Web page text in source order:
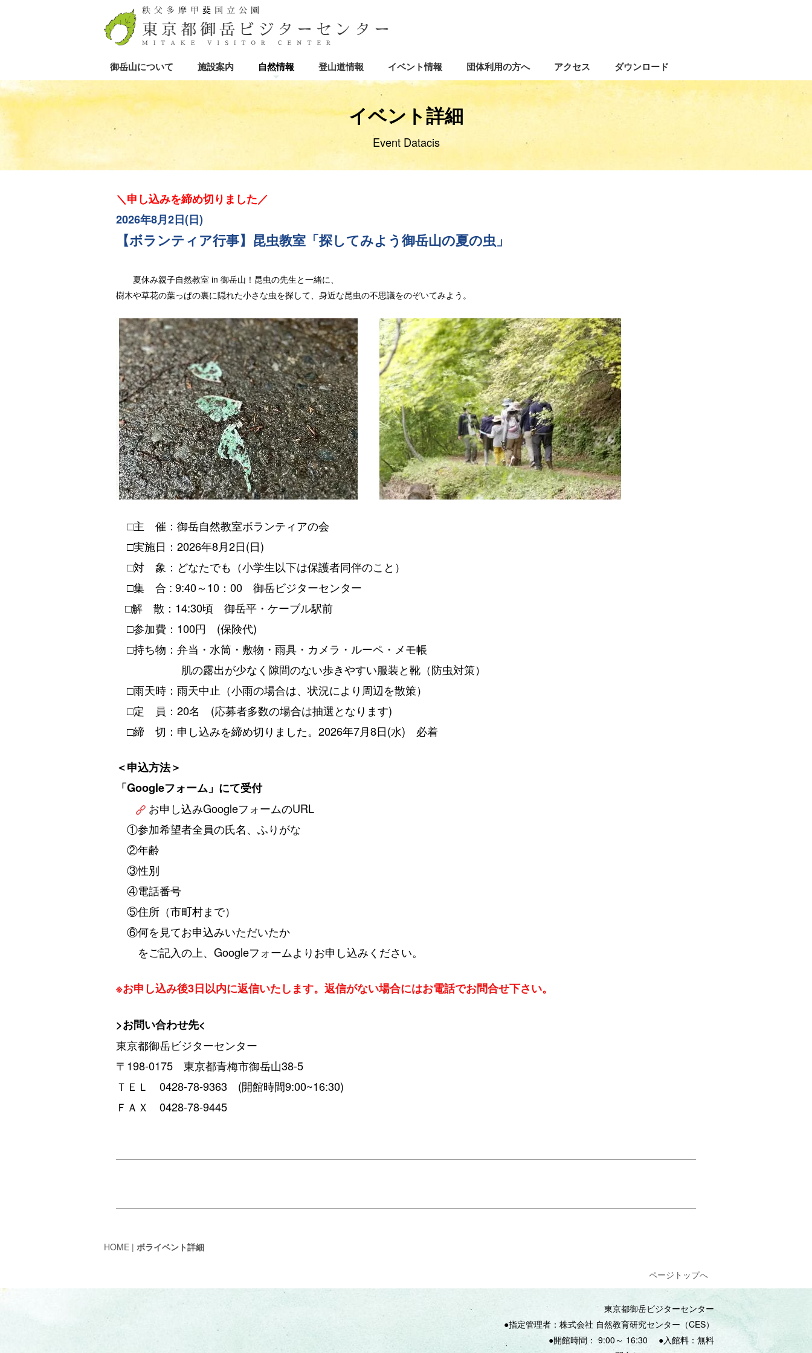
御岳山について 施設案内 自然情報 登山道情報 イベント情報 団体利用の方へ アクセス ダウンロード
イベント詳細
Event Datacis
＼申し込みを締め切りました／
2026年8月2日(日)
【ボランティア行事】昆虫教室「探してみよう御岳山の夏の虫」
夏休み親子自然教室 in 御岳山！昆虫の先生と一緒に、
樹木や草花の葉っぱの裏に隠れた小さな虫を探して、身近な昆虫の不思議をのぞいてみよう。
□主 催：御岳自然教室ボランティアの会
□実施日：2026年8月2日(日)
□対 象：どなたでも（小学生以下は保護者同伴のこと）
□集 合 : 9:40～10：00 御岳ビジターセンター
□解 散：14:30頃 御岳平・ケーブル駅前
□参加費：100円 (保険代)
□持ち物： 弁当・水筒・敷物・雨具・カメラ・ルーペ・メモ帳
肌の露出が少なく隙間のない歩きやすい服装と靴（防虫対策）
□雨天時： 雨天中止（小雨の場合は、状況により周辺を散策）
□定 員：20名 (応募者多数の場合は抽選となります)
□締 切：申し込みを締め切りました。 2026年7月8日(水) 必着
＜申込方法＞
「Googleフォーム」にて受付
お申し込みGoogleフォームのURL
①参加希望者全員の氏名、ふりがな
②年齢
③性別
④電話番号
⑤住所（市町村まで）
⑥何を見てお申込みいただいたか
をご記入の上、Googleフォームよりお申し込みください。
※お申し込み後3日以内に返信いたします。返信がない場合にはお電話でお問合せ下さい。
>お問い合わせ先<
東京都御岳ビジターセンター
〒198-0175 東京都青梅市御岳山38-5
ＴＥＬ 0428-78-9363 (開館時間9:00~16:30)
ＦＡＸ 0428-78-9445
HOME | ボライベント詳細
ページトップへ
東京都御岳ビジターセンター
●指定管理者：株式会社 自然教育研究センター（CES）
●開館時間：9:00 ～ 16:30
●入館料：無料